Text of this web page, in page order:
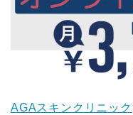
AGAスキンクリニック